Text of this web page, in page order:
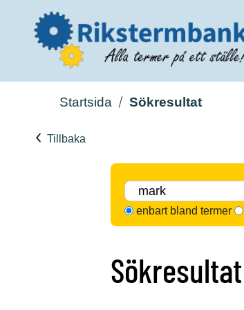
Startsida Sökresultat
Tillbaka
enbart bland termer
Sökresultat